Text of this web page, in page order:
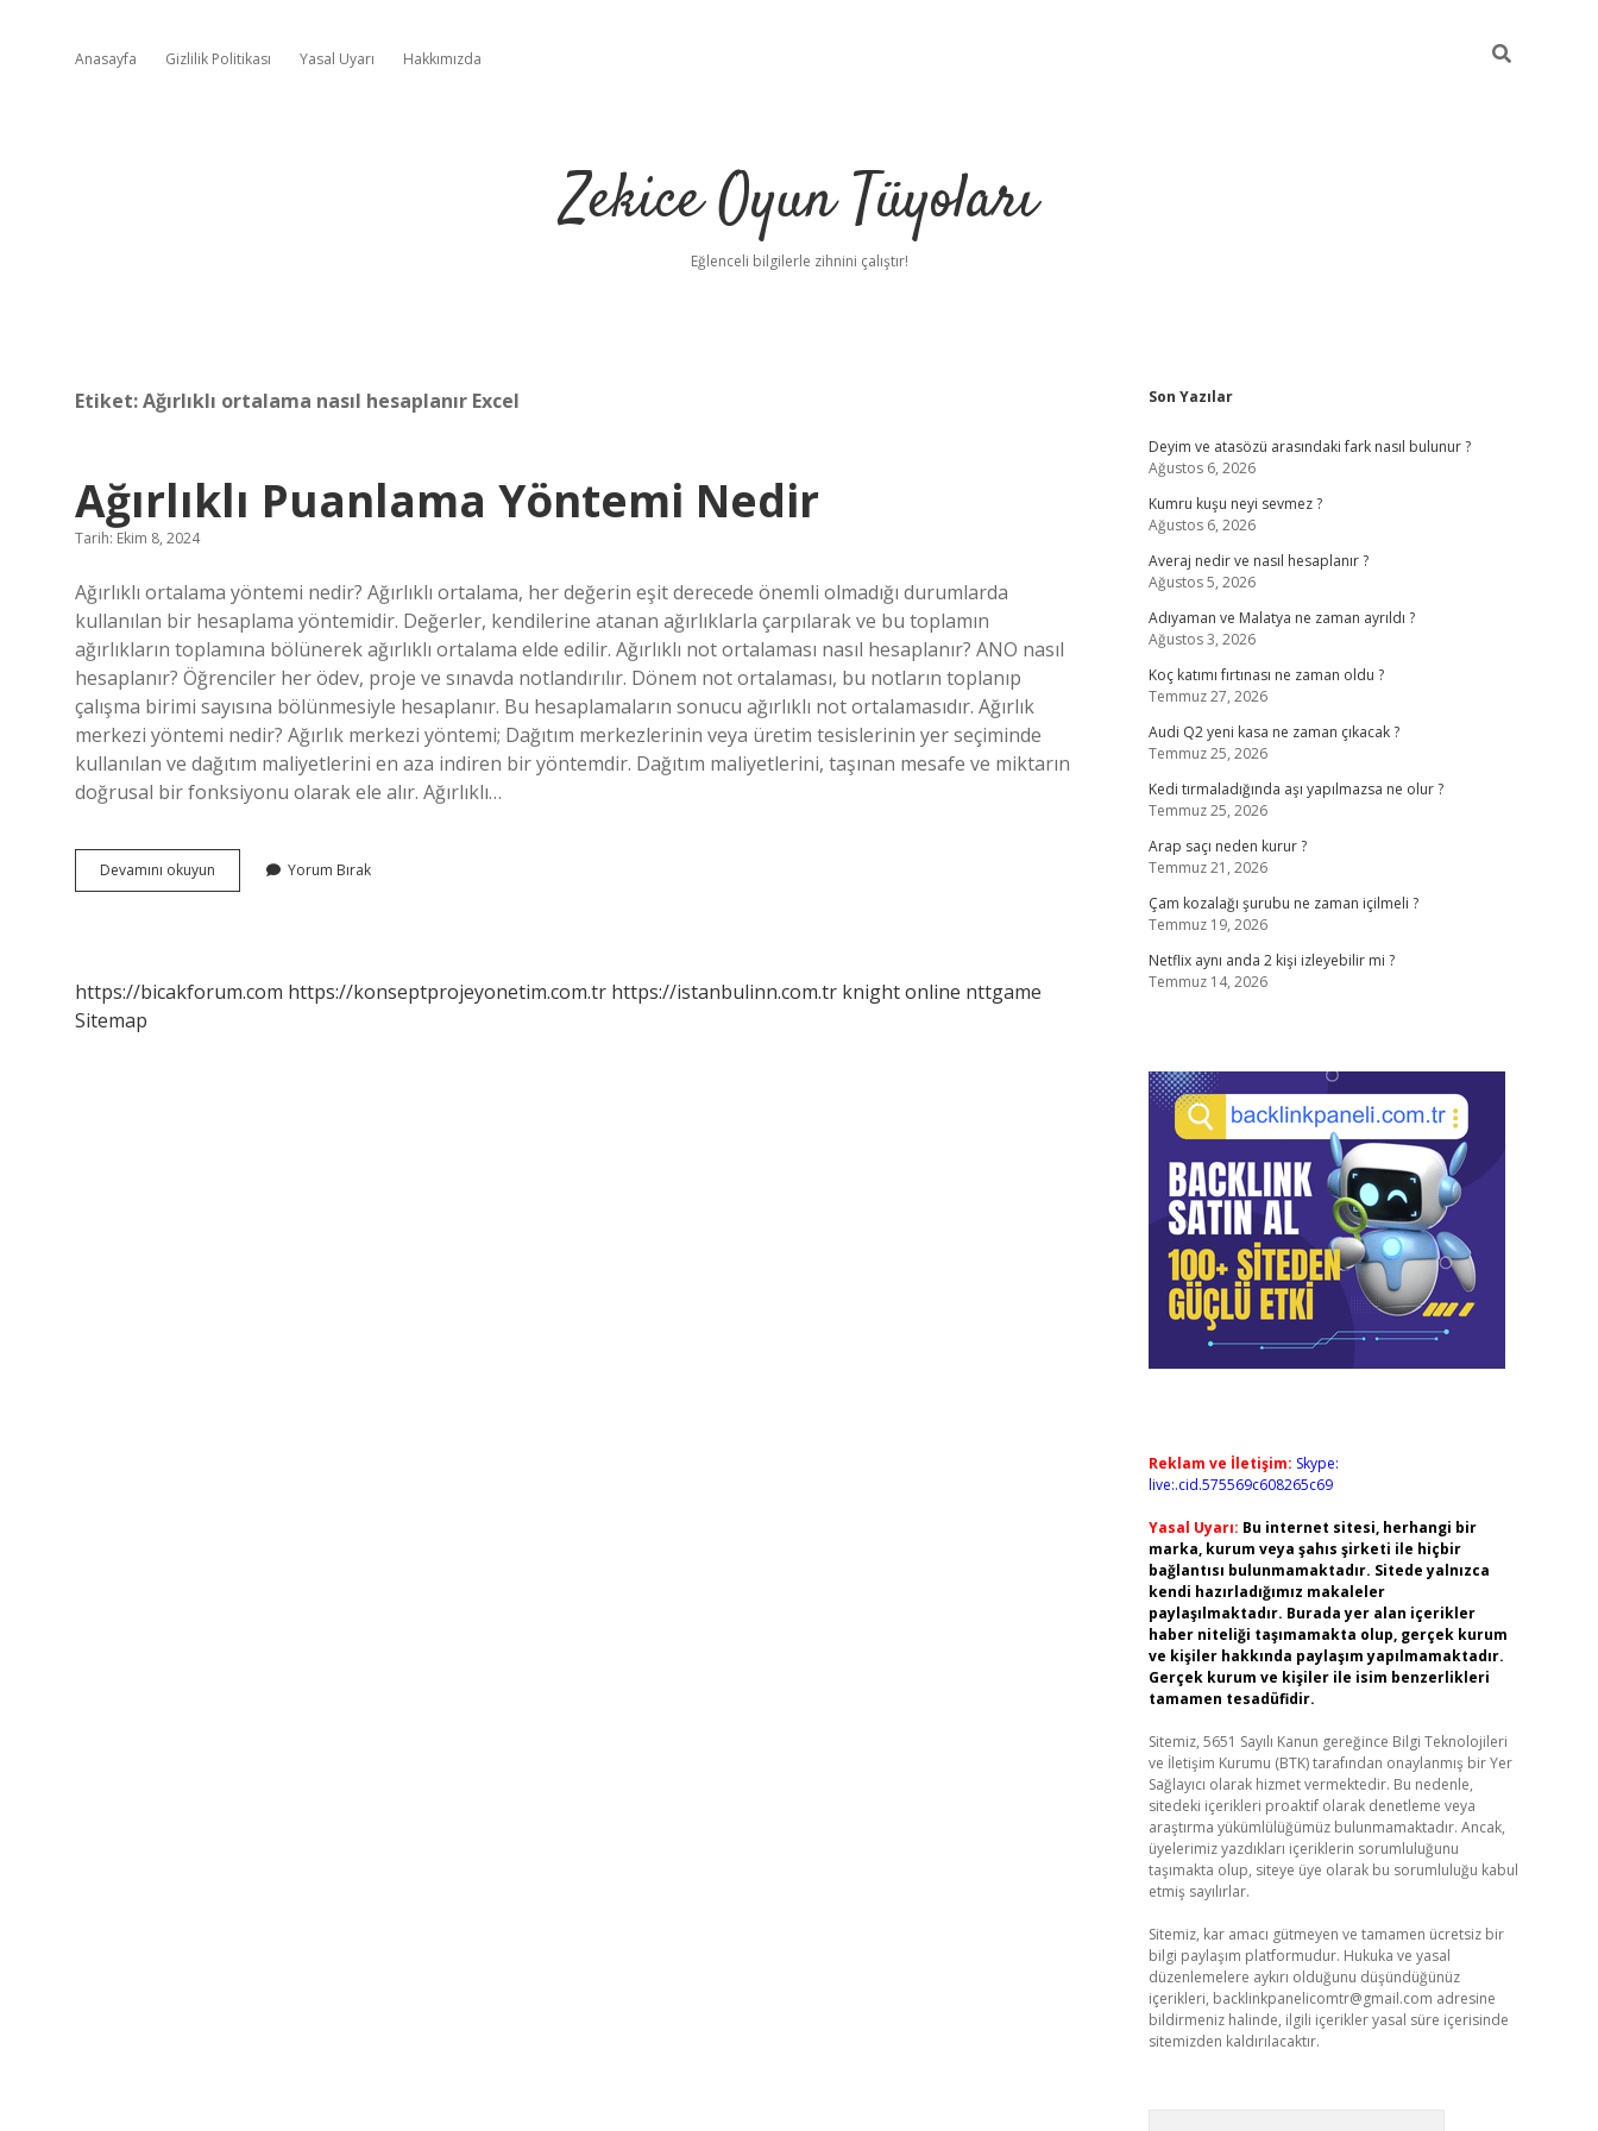
Anasayfa Gizlilik Politikası Yasal Uyarı Hakkımızda
Zekice Oyun Tüyoları
Eğlenceli bilgilerle zihnini çalıştır!
Etiket:Ağırlıklı ortalama nasıl hesaplanır Excel
Ağırlıklı Puanlama Yöntemi Nedir
Tarih: Ekim 8, 2024
Ağırlıklı ortalama yöntemi nedir? Ağırlıklı ortalama, her değerin eşit derecede önemli olmadığı durumlarda
kullanılan bir hesaplama yöntemidir. Değerler, kendilerine atanan ağırlıklarla çarpılarak ve bu toplamın
ağırlıkların toplamına bölünerek ağırlıklı ortalama elde edilir. Ağırlıklı not ortalaması nasıl hesaplanır? ANO nasıl
hesaplanır? Öğrenciler her ödev, proje ve sınavda notlandırılır. Dönem not ortalaması, bu notların toplanıp
çalışma birimi sayısına bölünmesiyle hesaplanır. Bu hesaplamaların sonucu ağırlıklı not ortalamasıdır. Ağırlık
merkezi yöntemi nedir? Ağırlık merkezi yöntemi; Dağıtım merkezlerinin veya üretim tesislerinin yer seçiminde
kullanılan ve dağıtım maliyetlerini en aza indiren bir yöntemdir. Dağıtım maliyetlerini, taşınan mesafe ve miktarın
doğrusal bir fonksiyonu olarak ele alır. Ağırlıklı…
Devamını okuyun
Puanlama
Yorum Bırak
https://bicakforum.com https://konseptprojeyonetim.com.tr https://istanbulinn.com.tr knight online nttgame
Sitemap
Sidebar
Son Yazılar
Deyim ve atasözü arasındaki fark nasıl bulunur ?
Ağustos 6, 2026
Kumru kuşu neyi sevmez ?
Ağustos 6, 2026
Averaj nedir ve nasıl hesaplanır ?
Ağustos 5, 2026
Adıyaman ve Malatya ne zaman ayrıldı ?
Ağustos 3, 2026
Koç katımı fırtınası ne zaman oldu ?
Temmuz 27, 2026
Audi Q2 yeni kasa ne zaman çıkacak ?
Temmuz 25, 2026
Kedi tırmaladığında aşı yapılmazsa ne olur ?
Temmuz 25, 2026
Arap saçı neden kurur ?
Temmuz 21, 2026
Çam kozalağı şurubu ne zaman içilmeli ?
Temmuz 19, 2026
Netflix aynı anda 2 kişi izleyebilir mi ?
Temmuz 14, 2026
Reklam ve İletişim: Skype:
live:.cid.575569c608265c69
Yasal Uyarı: Bu internet sitesi, herhangi bir
marka, kurum veya şahıs şirketi ile hiçbir
bağlantısı bulunmamaktadır. Sitede yalnızca
kendi hazırladığımız makaleler
paylaşılmaktadır. Burada yer alan içerikler
haber niteliği taşımamakta olup, gerçek kurum
ve kişiler hakkında paylaşım yapılmamaktadır.
Gerçek kurum ve kişiler ile isim benzerlikleri
tamamen tesadüfidir.
Sitemiz, 5651 Sayılı Kanun gereğince Bilgi Teknolojileri
ve İletişim Kurumu (BTK) tarafından onaylanmış bir Yer
Sağlayıcı olarak hizmet vermektedir. Bu nedenle,
sitedeki içerikleri proaktif olarak denetleme veya
araştırma yükümlülüğümüz bulunmamaktadır. Ancak,
üyelerimiz yazdıkları içeriklerin sorumluluğunu
taşımakta olup, siteye üye olarak bu sorumluluğu kabul
etmiş sayılırlar.
Sitemiz, kar amacı gütmeyen ve tamamen ücretsiz bir
bilgi paylaşım platformudur. Hukuka ve yasal
düzenlemelere aykırı olduğunu düşündüğünüz
içerikleri, backlinkpanelicomtr@gmail.com adresine
bildirmeniz halinde, ilgili içerikler yasal süre içerisinde
sitemizden kaldırılacaktır.
vdcasino sitesi